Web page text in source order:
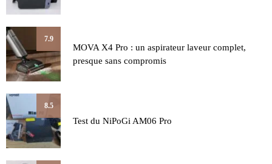
7.9
MOVA X4 Pro : un aspirateur laveur complet,
presque sans compromis
8.5
Test du NiPoGi AM06 Pro